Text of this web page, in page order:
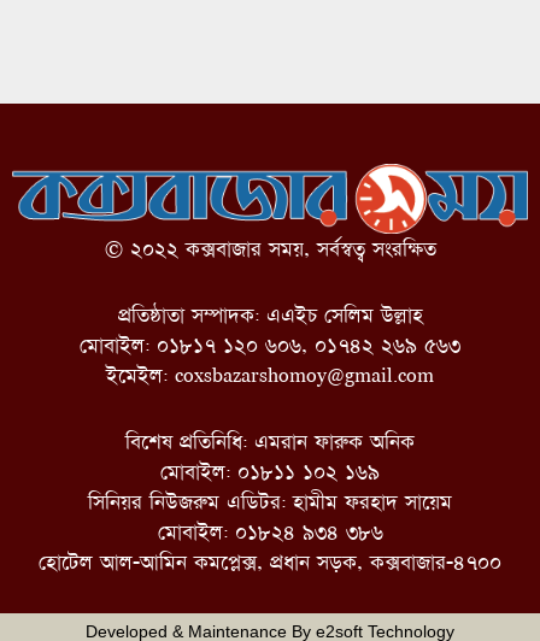
© ২০২২ কক্সবাজার সময়, সর্বস্বত্ব সংরক্ষিত
প্রতিষ্ঠাতা সম্পাদক: এএইচ সেলিম উল্লাহ
মোবাইল: ০১৮১৭ ১২০ ৬০৬, ০১৭৪২ ২৬৯ ৫৬৩
ইমেইল: coxsbazarshomoy@gmail.com
বিশেষ প্রতিনিধি: এমরান ফারুক অনিক
মোবাইল: ০১৮১১ ১০২ ১৬৯
সিনিয়র নিউজরুম এডিটর: হামীম ফরহাদ সায়েম
মোবাইল: ০১৮২৪ ৯৩৪ ৩৮৬
হোটেল আল-আমিন কমপ্লেক্স, প্রধান সড়ক, কক্সবাজার-৪৭০০
Developed & Maintenance By e2soft Technology